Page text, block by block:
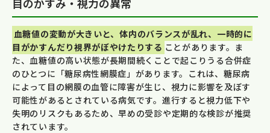
血糖値の変動が大きいと、体内のバランスが乱れ、一時的に
目がかすんだり視界がぼやけたりする ことがあります。ま
た、血糖値の高い状態が長期間続くことで起こりうる合併症
のひとつに「糖尿病性網膜症」があります。これは、糖尿病
によって目の網膜の血管に障害が生じ、視力に影響を及ぼす
可能性があるとされている病気です。進行すると視力低下や
失明のリスクもあるため、早めの受診や定期的な検診が推奨
されています。